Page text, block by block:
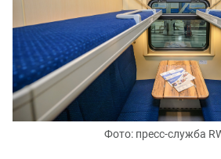
Фото: пресс-служба